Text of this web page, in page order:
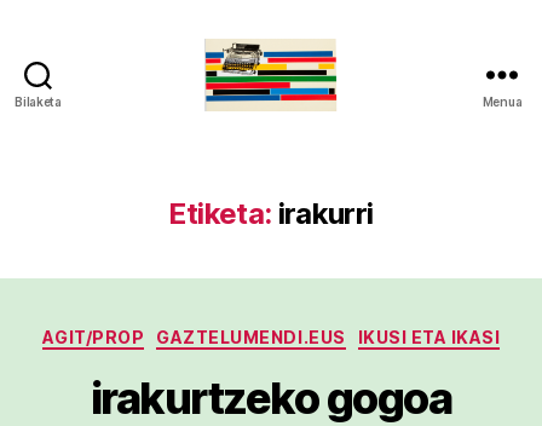
Bilaketa Menua
Etiketa: irakurri
Kategoriak
AGIT/PROP GAZTELUMENDI.EUS IKUSI ETA IKASI
irakurtzeko gogoa